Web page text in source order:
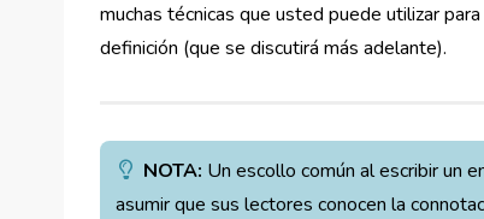
muchas técnicas que usted puede utilizar
definición (que se discutirá más adelante).
NOTA: Un escollo común al escribir un
asumir que sus lectores conocen la